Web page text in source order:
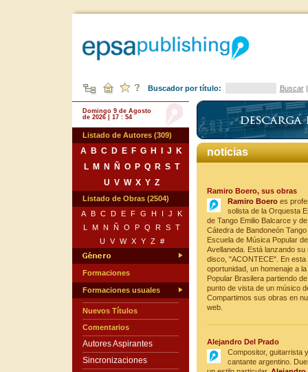
Buscador por título: Buscar
Domingo 9 de Agosto
de 2026 | 17 : 54
Listado de Autores (309)
A B C D E F G H J
K
L
M N Ñ O P Q R S T
U V W X Y Z
Listado de Obras (2504)
A
B C D E F G H I J
K
L
M N Ñ O P Q R S T
U
V W X Y Z #
Formaciones
Formaciones usuales
Nuevos Títulos
Comentarios
Autores Aspirantes
Sincronizaciones
noticias
Ramiro Boero, sus obras
Ramiro Boeroes
solista de la Orquesta
de Tango Emilio Balcarce y de
Cátedra de Bandoneón Tango
Escuela de Música Popular de
Avellaneda. Está lanzando su
disco, "ACONTECE". En esta
oportunidad, un homenaje a
Popular Brasilera partiendo
punto de vista de un músico
Compartimos sus obras en
web.
Alejandro Del Prado
Compositor, guitarrista y
cantante argentino.